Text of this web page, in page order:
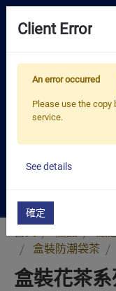
嚴選好茶
資源中心
盒裝花茶系列
這款無咖啡因
材，讓每一口
小茶包不僅能
清新的花香，
盒裝防潮袋茶
盒裝花茶系
Client Error
An error occurred
Please use the copy
service.
See details
確定